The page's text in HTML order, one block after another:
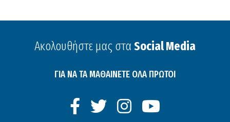
Ακολουθήστε μας στα Social Media
ΓΙΑ ΝΑ ΤΑ ΜΑΘΑΙΝΕΤΕ ΟΛΑ ΠΡΩΤΟΙ